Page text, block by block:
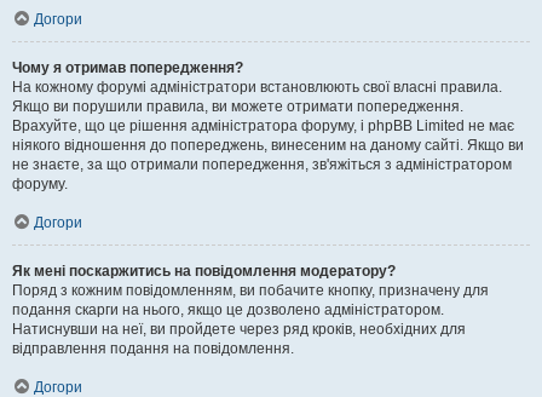
Догори
Чому я отримав попередження?
На кожному форумі адміністратори встановлюють свої власні правила.
Якщо ви порушили правила, ви можете отримати попередження.
Врахуйте, що це рішення адміністратора форуму, і phpBB Limited не має
ніякого відношення до попереджень, винесеним на даному сайті. Якщо ви
не знаєте, за що отримали попередження, зв'яжіться з адміністратором
форуму.
Догори
Як мені поскаржитись на повідомлення модератору?
Поряд з кожним повідомленням, ви побачите кнопку, призначену для
подання скарги на нього, якщо це дозволено адміністратором.
Натиснувши на неї, ви пройдете через ряд кроків, необхідних для
відправлення подання на повідомлення.
Догори